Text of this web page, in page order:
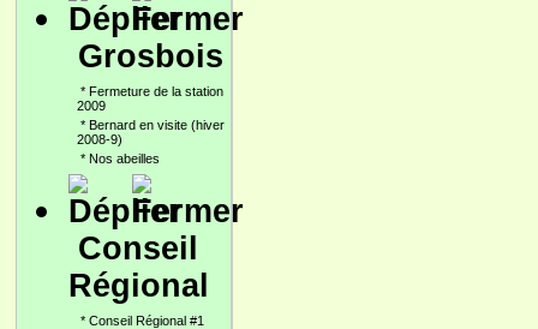
Grosbois
* Fermeture de la station
2009
* Bernard en visite (hiver
2008-9)
* Nos abeilles
Conseil
Régional
* Conseil Régional #1